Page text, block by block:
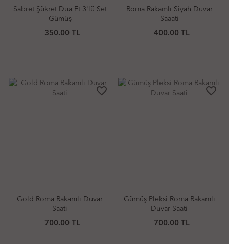
Sabret Şükret Dua Et 3'lü Set
Gümüş
350.00 TL
Roma Rakamlı Siyah Duvar
Saaati
400.00 TL
favorite_border
Gold Roma Rakamlı Duvar
Saati
700.00 TL
favorite_border
Gümüş Pleksi Roma Rakamlı
Duvar Saati
700.00 TL